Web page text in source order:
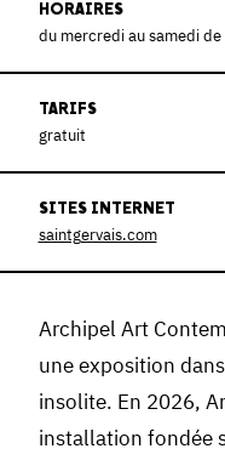
HORAIRES
du mercredi au samedi
TARIFS
gratuit
SITES INTERNET
saintgervais.com
Archipel Art
une exposition
insolite. En 2026,
installation fondée